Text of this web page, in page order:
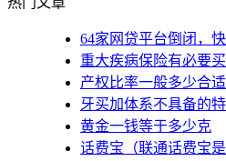
64家网贷平台倒闭，
重大疾病保险有必要
产权比率一般多少合适
牙买加体系不具备的
黄金一钱等于多少克
话费宝（联通话费宝